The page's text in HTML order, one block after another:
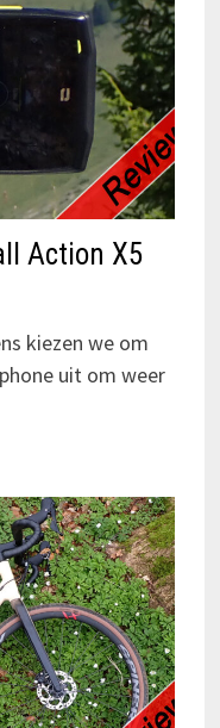
Action X5
kiezen we om
uit om weer